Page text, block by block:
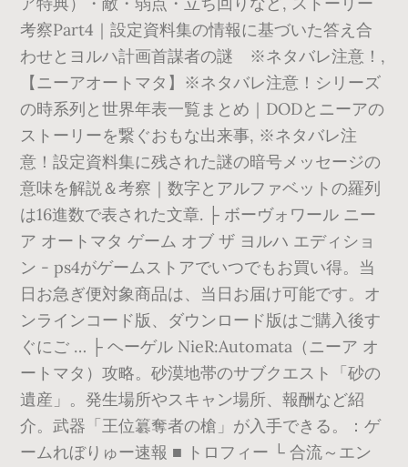
考察Part4｜設定資料集の情報に基づいた答え合
わせとヨルハ計画首謀者の謎 ※ネタバレ注意！,
【ニーアオートマタ】※ネタバレ注意！シリーズ
の時系列と世界年表一覧まとめ｜DODとニーアの
ストーリーを繋ぐおもな出来事, ※ネタバレ注
意！設定資料集に残された謎の暗号メッセージの
意味を解説＆考察｜数字とアルファベットの羅列
は16進数で表された文章. ├ ボーヴォワール ニー
ア オートマタ ゲーム オブ ザ ヨルハ エディショ
ン - ps4がゲームストアでいつでもお買い得。当
日お急ぎ便対象商品は、当日お届け可能です。オ
ンラインコード版、ダウンロード版はご購入後す
ぐにご … ├ ヘーゲル NieR:Automata（ニーア オ
ートマタ）攻略。砂漠地帯のサブクエスト「砂の
遺産」。発生場所やスキャン場所、報酬など紹
介。武器「王位簒奪者の槍」が入手できる。：ゲ
ームれぼりゅー速報 ■ トロフィー └ 合流～エン